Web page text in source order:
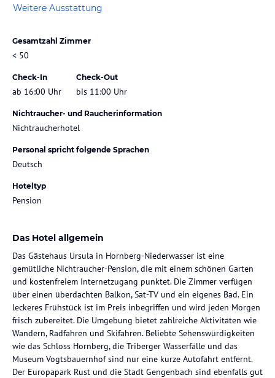
Weitere Ausstattung
Gesamtzahl Zimmer
< 50
Check-In
ab 16:00 Uhr
Check-Out
bis 11:00 Uhr
Nichtraucher- und Raucherinformation
Nichtraucherhotel
Personal spricht folgende Sprachen
Deutsch
Hoteltyp
Pension
Das Hotel allgemein
Das Gästehaus Ursula in Hornberg-Niederwasser ist eine
gemütliche Nichtraucher-Pension, die mit einem schönen Garten
und kostenfreiem Internetzugang punktet. Die Zimmer verfügen
über einen überdachten Balkon, Sat-TV und ein eigenes Bad. Ein
leckeres Frühstück ist im Preis inbegriffen und wird jeden Morgen
frisch zubereitet. Die Umgebung bietet zahlreiche Aktivitäten wie
Wandern, Radfahren und Skifahren. Beliebte Sehenswürdigkeiten
wie das Schloss Hornberg, die Triberger Wasserfälle und das
Museum Vogtsbauernhof sind nur eine kurze Autofahrt entfernt.
Der Europapark Rust und die Stadt Gengenbach sind ebenfalls gut